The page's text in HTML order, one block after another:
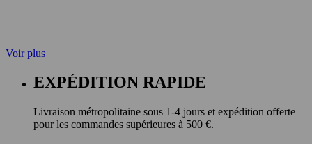
Voir plus
EXPÉDITION RAPIDE
Livraison métropolitaine sous 1-4 jours et expédition offerte
pour les commandes supérieures à 500 €.